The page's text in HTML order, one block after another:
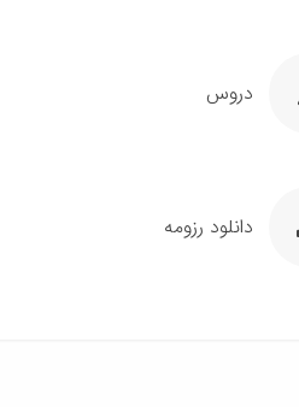
دروس
دانلود رزومه